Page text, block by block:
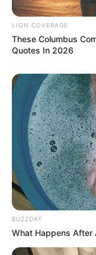
เจาะลึก ดูดวง 12 รา
บัญชร
30 ต.ค. 2019
3 ราศีมีเกณฑ์ ดวงควา
2 ต.ค. 2019
LION COVERAGE
These Columbus
Quotes In 2026
BUZZDAY
What Happens After